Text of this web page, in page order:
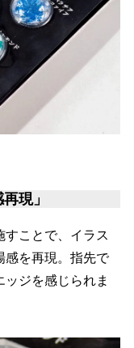
現」
すことで、イラス
感を再現。指先で
ジを感じられま